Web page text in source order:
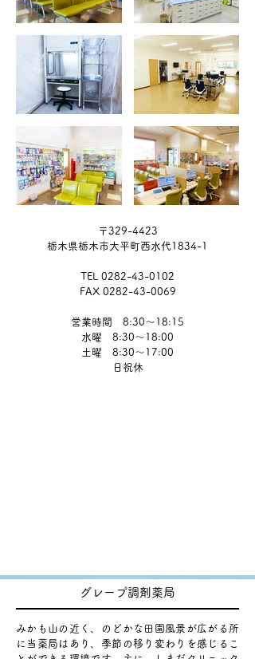
〒329-4423
栃木県栃木市大平町西水代1834-1
TEL 0282-43-0102
FAX 0282-43-0069
営業時間 8:30～18:15
水曜 8:30～18:00
土曜 8:30～17:00
​日祝休
グレープ調剤薬局
みかも山の近く、のどかな田園風景が広がる所
に当薬局はあり、季節の移り変わりを感じるこ